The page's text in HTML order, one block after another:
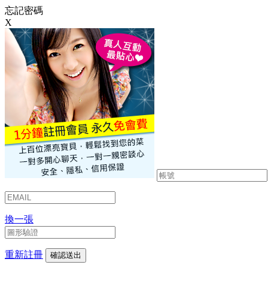
忘記密碼
X
換一張
重新註冊 確認送出